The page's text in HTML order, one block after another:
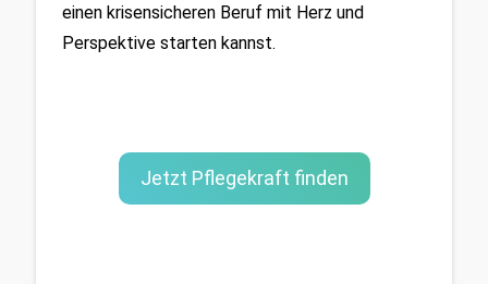
einen krisensicheren Beruf mit Herz und
Perspektive starten kannst.
Jetzt Pflegekraft finden